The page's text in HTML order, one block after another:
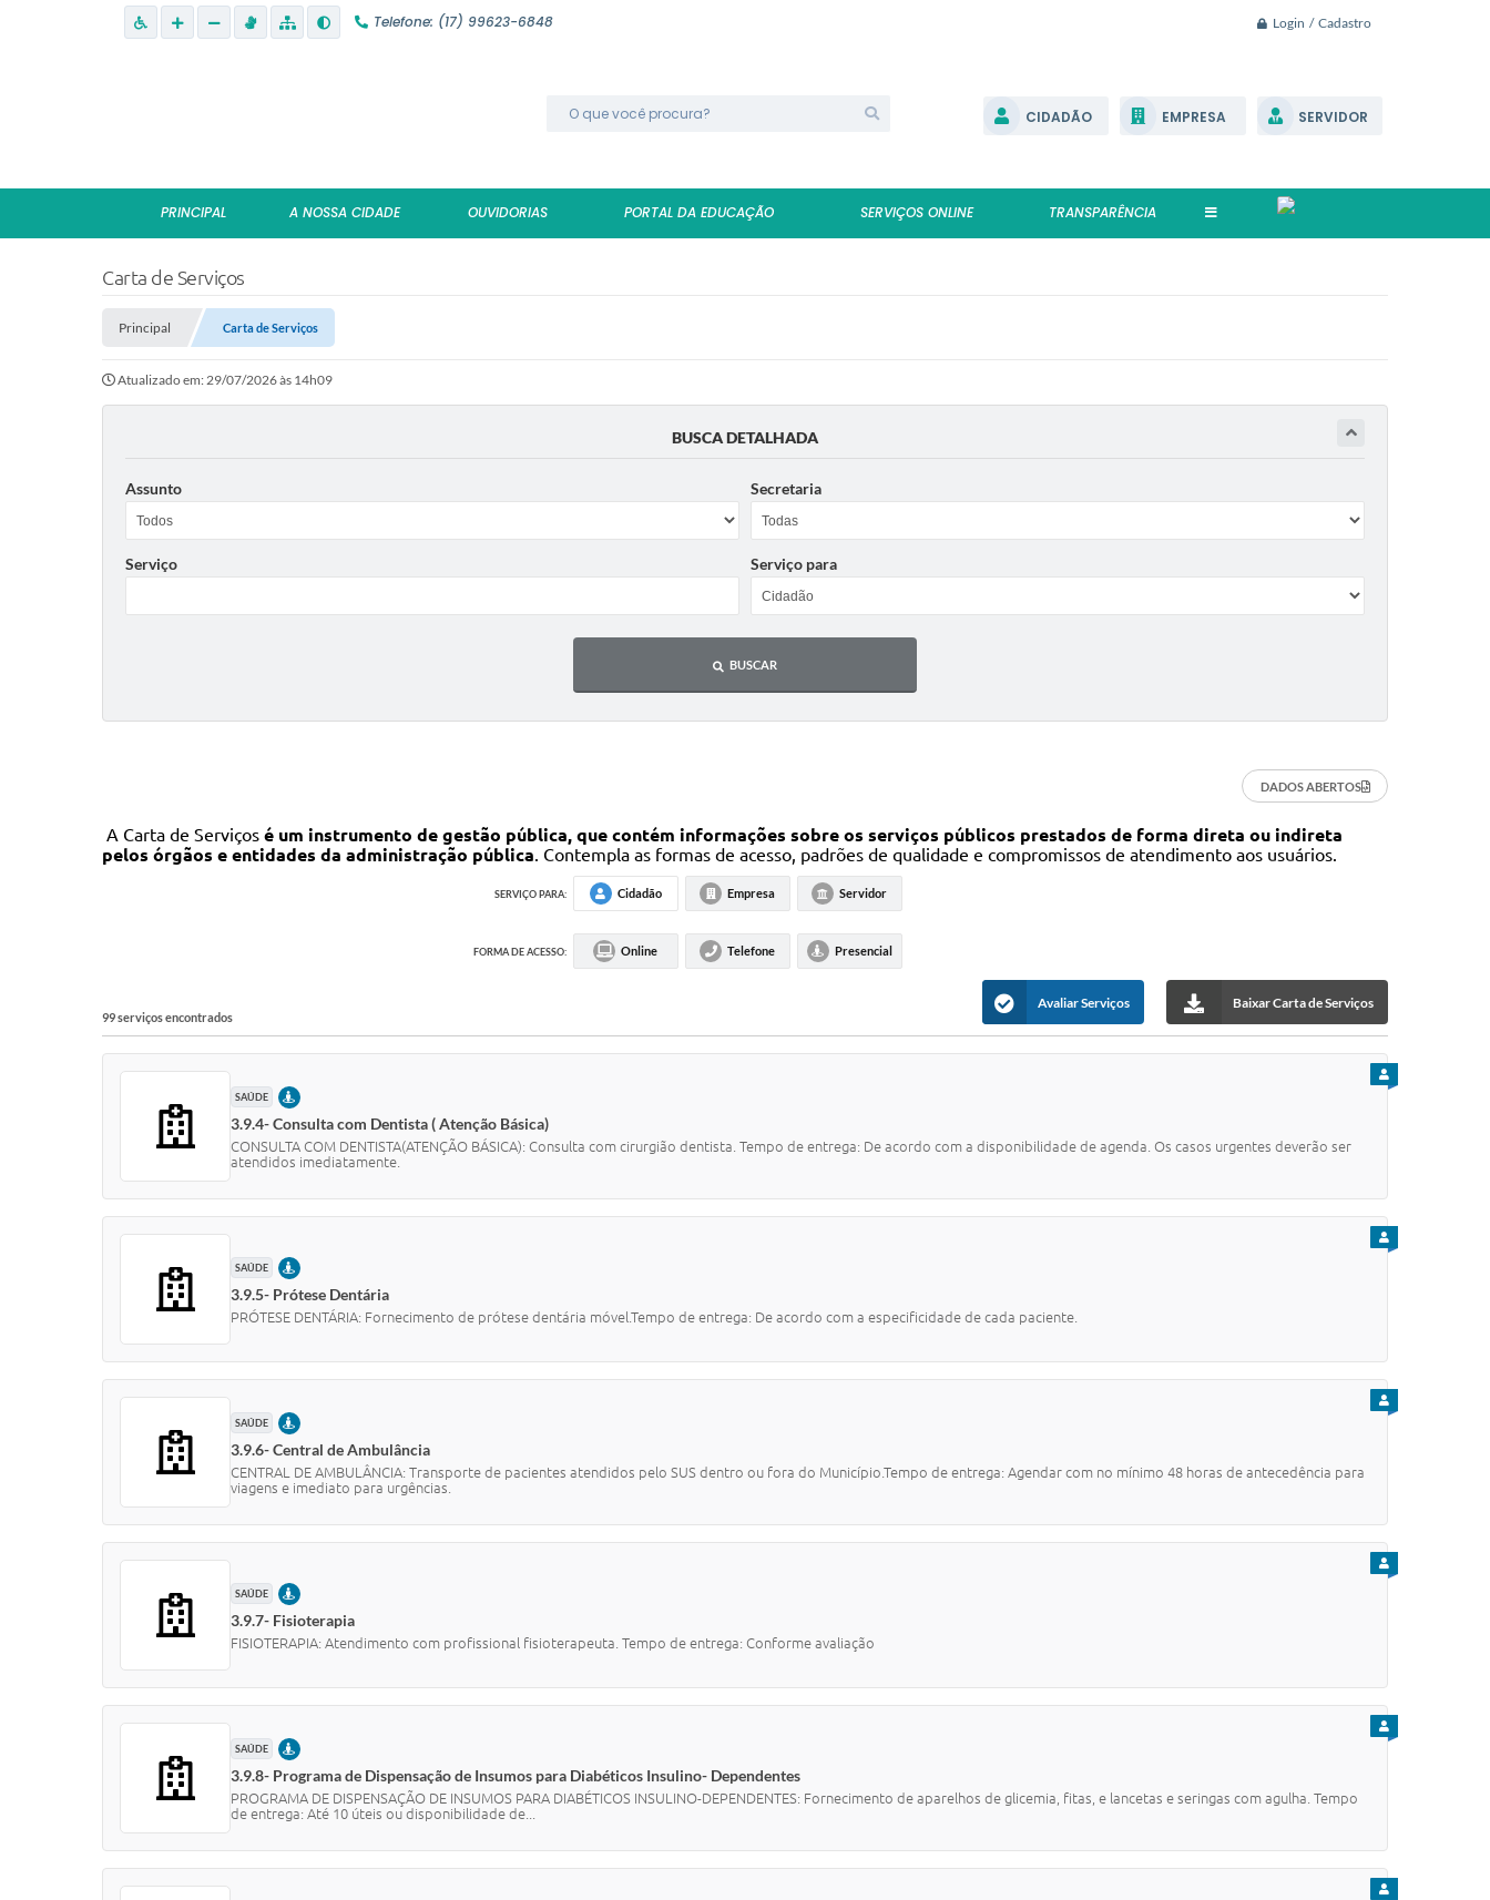
Login / Cadastro
Telefone: (17) 99623-6848
CIDADÃO EMPRESA SERVIDOR
PRINCIPAL A NOSSA CIDADE OUVIDORIAS PORTAL DA EDUCAÇÃO SERVIÇOS ONLINE TRANSPARÊNCIA
Carta de Serviços
Principal Carta de Serviços
Atualizado em: 29/07/2026 às 14h09
BUSCA DETALHADA
Assunto Secretaria
Serviço Serviço para
BUSCAR
DADOS ABERTOS
A Carta de Serviços é um instrumento de gestão pública, que contém informações sobre os serviços públicos prestados de forma direta ou indireta
pelos órgãos e entidades da administração pública. Contempla as formas de acesso, padrões de qualidade e compromissos de atendimento aos usuários.
SERVIÇO PARA: Cidadão Empresa Servidor
FORMA DE ACESSO: Online Telefone Presencial
99 serviços encontrados
Avaliar Serviços Baixar Carta de Serviços
SAÚDE PRESENCIAL
3.9.4- Consulta com Dentista ( Atenção Básica)
CONSULTA COM DENTISTA(ATENÇÃO BÁSICA): Consulta com cirurgião dentista. Tempo de entrega: De acordo com a disponibilidade de agenda. Os casos urgentes deverão ser
atendidos imediatamente.
PARA CIDADÃO
SAÚDE PRESENCIAL
3.9.5- Prótese Dentária
PRÓTESE DENTÁRIA: Fornecimento de prótese dentária móvel.Tempo de entrega: De acordo com a especificidade de cada paciente.
PARA CIDADÃO
SAÚDE PRESENCIAL
3.9.6- Central de Ambulância
CENTRAL DE AMBULÂNCIA: Transporte de pacientes atendidos pelo SUS dentro ou fora do Município.Tempo de entrega: Agendar com no mínimo 48 horas de antecedência para
viagens e imediato para urgências.
PARA CIDADÃO
SAÚDE PRESENCIAL
3.9.7- Fisioterapia
FISIOTERAPIA: Atendimento com profissional fisioterapeuta. Tempo de entrega: Conforme avaliação
PARA CIDADÃO
SAÚDE PRESENCIAL
3.9.8- Programa de Dispensação de Insumos para Diabéticos Insulino- Dependentes
PROGRAMA DE DISPENSAÇÃO DE INSUMOS PARA DIABÉTICOS INSULINO-DEPENDENTES: Fornecimento de aparelhos de glicemia, fitas, e lancetas e seringas com agulha. Tempo
de entrega: Até 10 úteis ou disponibilidade de...
PARA CIDADÃO
PARA CIDADÃO